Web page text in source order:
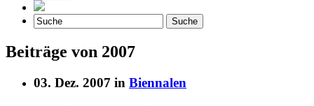
Beiträge von 2007
03. Dez. 2007 in Biennalen